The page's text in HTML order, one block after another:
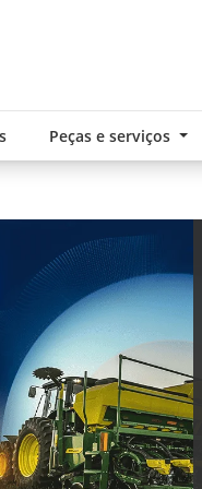
Peças e serviços